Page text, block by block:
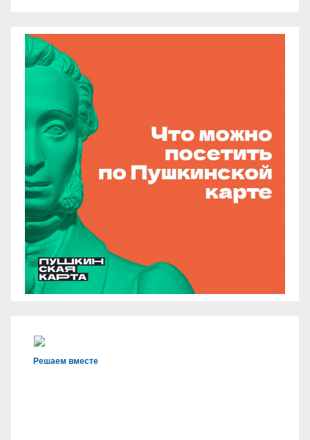
Решаем вместе